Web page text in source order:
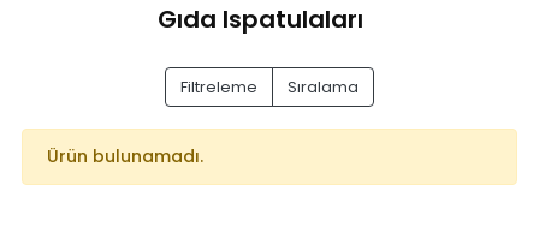
Gıda Ispatulaları
Filtreleme Sıralama
Ürün bulunamadı.